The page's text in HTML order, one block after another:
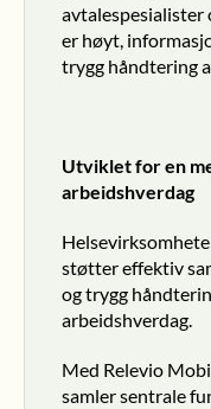
er høyt,
trygg håndtering
Utviklet for en
arbeidshverdag
støtter effektiv
og trygg
arbeidshverdag.
Med Relevio
samler sentrale